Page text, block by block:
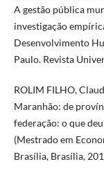
A gestão pública
investigação
Desenvolvimento
Paulo. Revista
ROLIM FILHO,
Maranhão: de
federação: o que
(Mestrado em
Brasília, Brasília,